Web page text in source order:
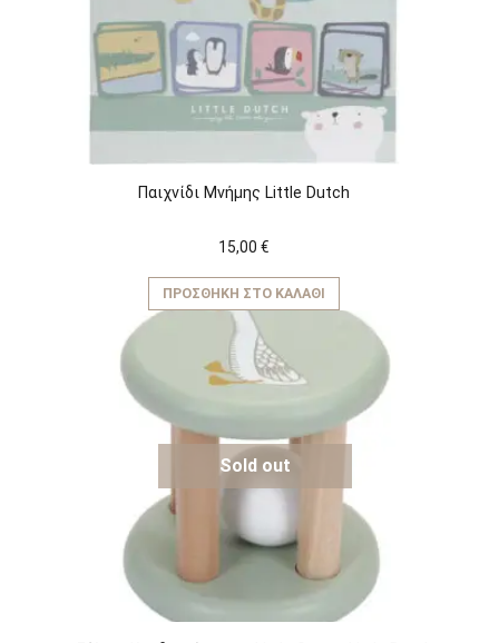
Παιχνίδι Μνήμης Little Dutch
15,00 €
ΠΡΟΣΘΉΚΗ ΣΤΟ ΚΑΛΆΘΙ
Sold out